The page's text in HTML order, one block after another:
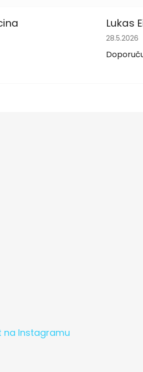
je 5 z 5 hvězdiček.
Lukas
28.5.2026
na Instagramu